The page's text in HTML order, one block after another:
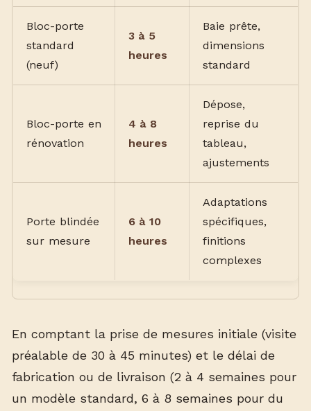
Bloc-porte
standard
(neuf)
3 à 5
heures
Baie prête,
dimensions
standard
Bloc-porte en
rénovation
4 à 8
heures
Dépose,
reprise du
tableau,
ajustements
Porte blindée
sur mesure
6 à 10
heures
Adaptations
spécifiques,
finitions
complexes
En comptant la prise de mesures initiale (visite
préalable de 30 à 45 minutes) et le délai de
fabrication ou de livraison (2 à 4 semaines pour
un modèle standard, 6 à 8 semaines pour du